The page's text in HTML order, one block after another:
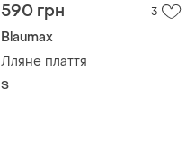
590 грн 3
Blaumax
Лляне плаття
S